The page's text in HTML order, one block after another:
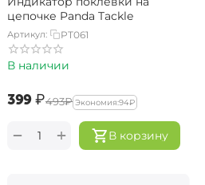
цепочке Panda Tackle
Артикул: PT061
В наличии
‍399‍₽‍493‍₽ Экономия:‍94‍₽
В корзину
+
−